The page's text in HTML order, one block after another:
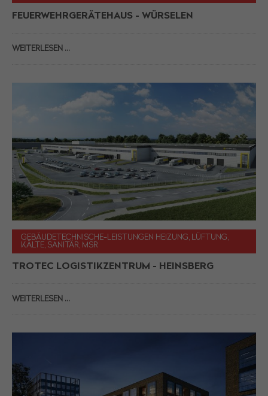
FEUERWEHRGERÄTEHAUS - WÜRSELEN
WEITERLESEN …
GEBÄUDETECHNISCHE-LEISTUNGEN HEIZUNG, LÜFTUNG,
KÄLTE, SANITÄR, MSR
TROTEC LOGISTIKZENTRUM - HEINSBERG
WEITERLESEN …